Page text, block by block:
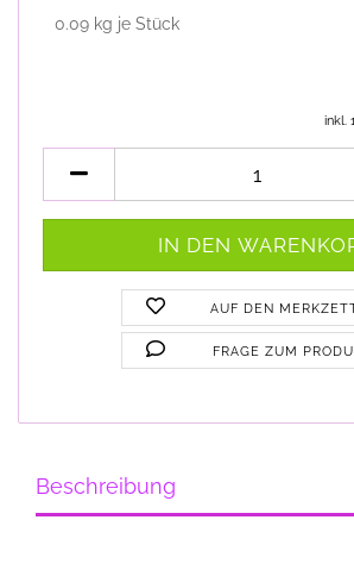
0.09 kg je Stück
inkl.
AUF DEN
FRAGE ZUM
Beschreibung